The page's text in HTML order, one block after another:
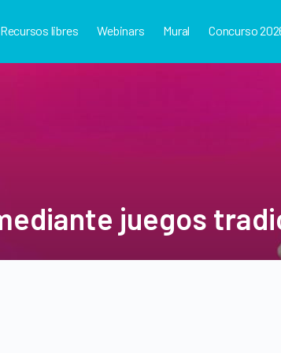
Recursos libres Webinars Mural Concurso
juegos